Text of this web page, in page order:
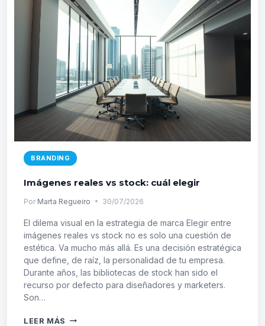
BRANDING
Imágenes reales vs stock: cuál elegir
Por Marta Regueiro 30/07/2026
El dilema visual en la estrategia de marca Elegir entre
imágenes reales vs stock no es solo una cuestión de
estética. Va mucho más allá. Es una decisión estratégica
que define, de raíz, la personalidad de tu empresa.
Durante años, las bibliotecas de stock han sido el
recurso por defecto para diseñadores y marketers.
Son…
LEER MÁS IMÁGENES